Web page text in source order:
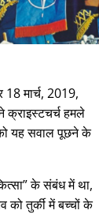
मार्च, 2019,
क्राइस्टचर्च हमले
यह सवाल पूछने के
के संबंध में था,
तुर्की में बच्चों के